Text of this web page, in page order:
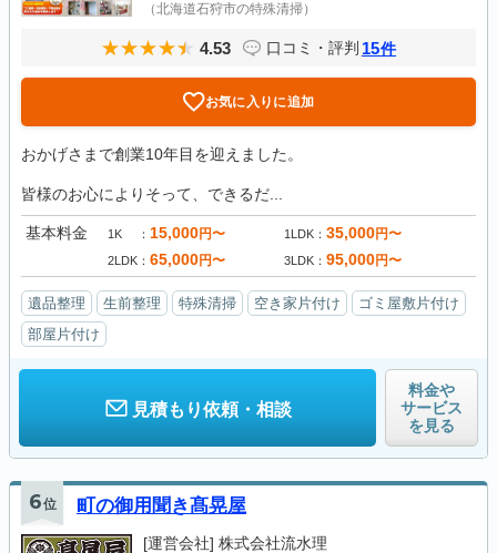
（北海道石狩市の特殊清掃）
4.53 口コミ・評判 15件
お気に入りに追加
おかげさまで創業10年目を迎えました。
皆様のお心によりそって、できるだ...
基本料金 1K 15,000円〜 1LDK 35,000円〜
2LDK 65,000円〜 3LDK 95,000円〜
遺品整理 生前整理 特殊清掃 空き家片付け
ゴミ屋敷片付け
部屋片付け
見積もり依頼・相談
料金や
サービス
を見る
6位 町の御用聞き髙晃屋
[運営会社] 株式会社流水理